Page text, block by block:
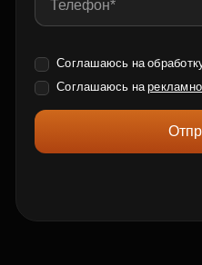
Соглашаюсь на
Соглашаюсь на